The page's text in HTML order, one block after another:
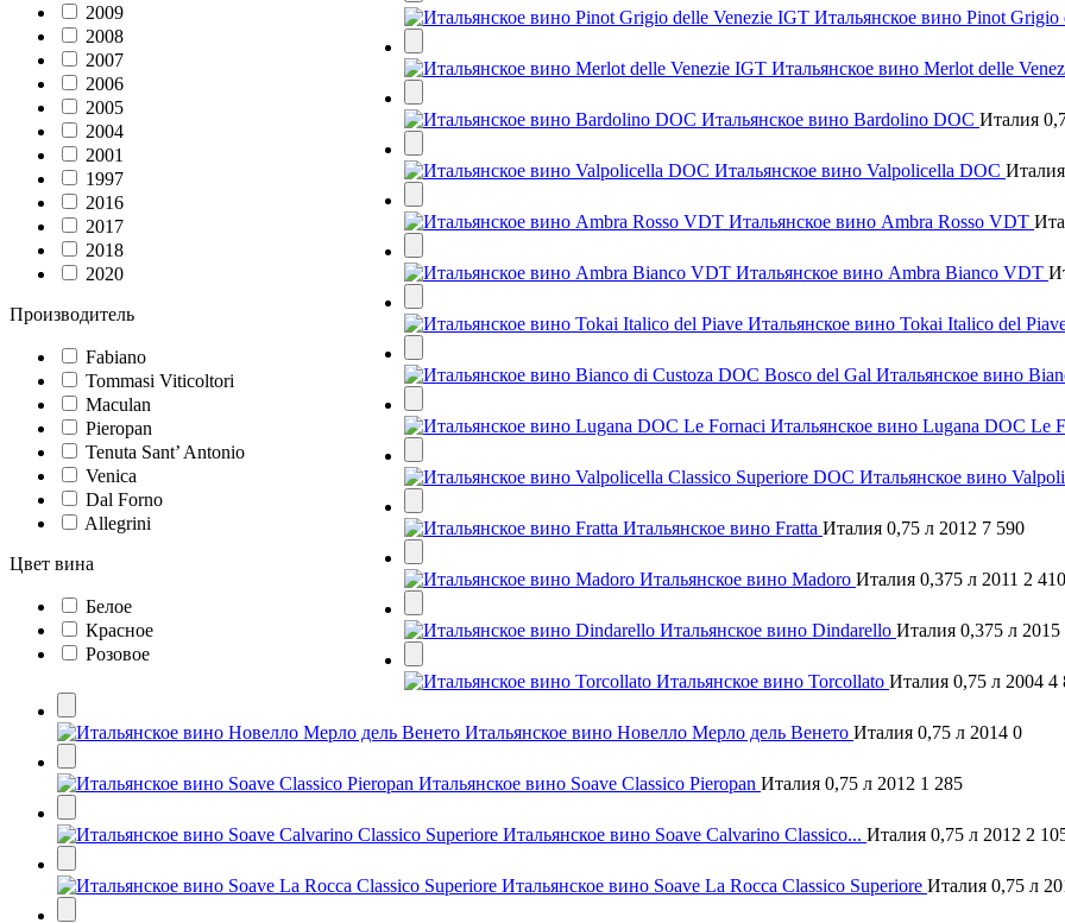
2009
2008
2007
2006
2005
2004
2001
1997
2016
2017
2018
2020
Производитель
Fabiano
Tommasi Viticoltori
Maculan
Pieropan
Tenuta Sant’ Antonio
Venica
Dal Forno
Allegrini
Цвет вина
Белое
Красное
Розовое
Итальянское вино Pinot Grigio
Итальянское вино Merlot delle
Итальянское вино Bardolino DOC Италия
Итальянское вино Valpolicella DOC
Итальянское вино Ambra Rosso VDT
Итальянское вино Ambra Bianco VDT
Итальянское вино Tokai Italico del
Итальянское вино
Итальянское вино Lugana DOC Le
Итальянское вино
Итальянское вино Fratta Италия 0,75 л 2012 7 590
Итальянское вино Madoro Италия 0,375 л 2011 2 410
Итальянское вино Dindarello Италия 0,375 л 2015
Итальянское вино Torcollato Италия 0,75 л 2004 4
Итальянское вино Новелло Мерло дель Венето Италия 0,75 л 2014 0
Итальянское вино Soave Classico Pieropan Италия 0,75 л 2012 1 285
Итальянское вино Soave Calvarino Classico... Италия 0,75 л 2012 2
Итальянское вино Soave La Rocca Classico Superiore Италия 0,75 л